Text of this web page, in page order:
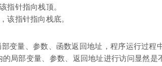
指针指向栈顶。
该指针指向栈底。
变量、参数、函数返回地址，程序运行过程
局部变量、参数、返回地址进行访问显然是